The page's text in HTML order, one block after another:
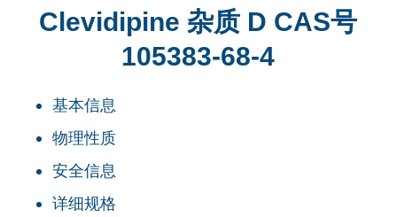
Clevidipine 杂质 D CAS号
105383-68-4
基本信息
物理性质
安全信息
详细规格